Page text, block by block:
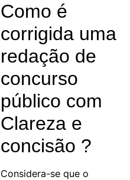
Como é
corrigida uma
redação de
concurso
público com
Clareza e
concisão ?
Considera-se que o